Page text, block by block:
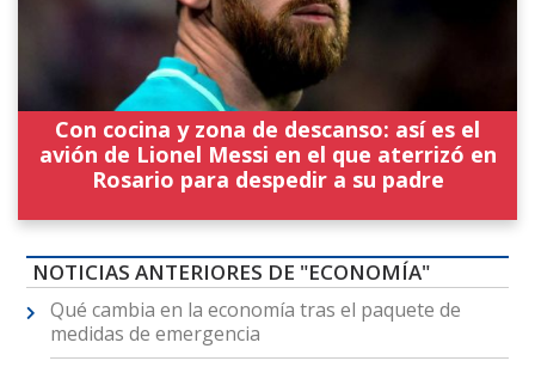
Con cocina y zona de descanso: así es el
avión de Lionel Messi en el que aterrizó en
Rosario para despedir a su padre
NOTICIAS ANTERIORES DE "ECONOMÍA"
Qué cambia en la economía tras el paquete de
medidas de emergencia